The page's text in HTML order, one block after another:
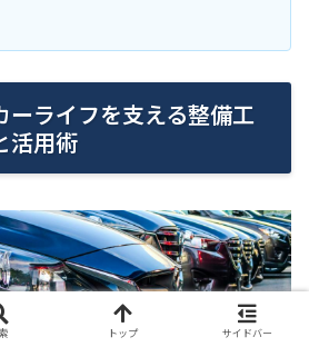
ーライフを支える整備工
活用術
トップ サイドバー